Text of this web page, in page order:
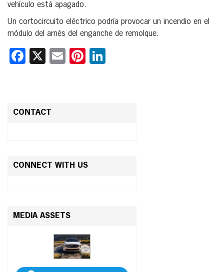
vehículo está apagado.
Un cortocircuito eléctrico podría provocar un incendio en el
módulo del arnés del enganche de remolque.
Facebook
X EmailPinterest
CONTACT
CONNECT WITH US
MEDIA ASSETS